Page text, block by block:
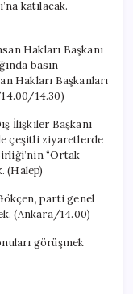
katılacak.
Hakları Başkanı
basın
Hakları Başkanları
14.30)
İlişkiler Başkanı
çeşitli ziyaretlerde
“Ortak
(Halep)
parti genel
(Ankara/14.00)
görüşmek